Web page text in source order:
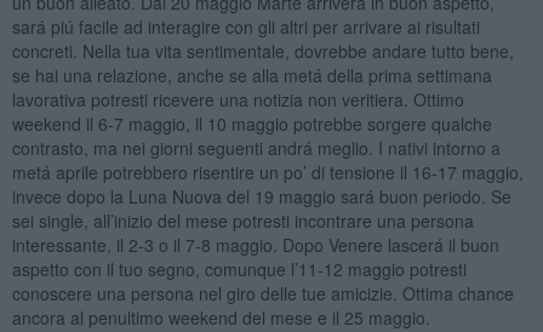
sará piú facile ad interagire con gli altri per arrivare ai risultati
concreti. Nella tua vita sentimentale, dovrebbe andare tutto bene,
se hai una relazione, anche se alla metá della prima settimana
lavorativa potresti ricevere una notizia non veritiera. Ottimo
weekend il 6-7 maggio, il 10 maggio potrebbe sorgere qualche
contrasto, ma nei giorni seguenti andrá meglio. I nativi intorno a
metá aprile potrebbero risentire un po’ di tensione il 16-17 maggio,
invece dopo la Luna Nuova del 19 maggio sará buon periodo. Se
sei single, all’inizio del mese potresti incontrare una persona
interessante, il 2-3 o il 7-8 maggio. Dopo Venere lascerá il buon
aspetto con il tuo segno, comunque l’11-12 maggio potresti
conoscere una persona nel giro delle tue amicizie. Ottima chance
ancora al penultimo weekend del mese e il 25 maggio.